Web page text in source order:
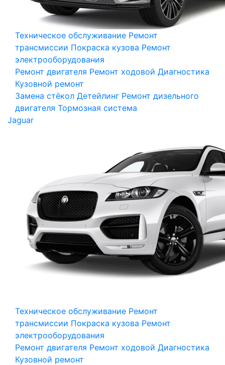
Техническое обслуживание Ремонт
трансмиссии Покраска кузова Ремонт
электрооборудования
Ремонт двигателя Ремонт ходовой Диагностика
Кузовной ремонт
Замена стёкол Детейлинг Ремонт дизельного
двигателя Тормозная система
Jaguar
Техническое обслуживание Ремонт
трансмиссии Покраска кузова Ремонт
электрооборудования
Ремонт двигателя Ремонт ходовой Диагностика
Кузовной ремонт